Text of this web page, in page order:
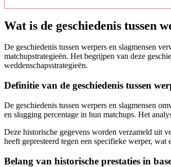
Wat is de geschiedenis tussen
De geschiedenis tussen werpers en slagmensen
matchupstrategieën. Het begrijpen van deze
weddenschapsstrategieën.
Definitie van de geschiedenis tussen
De geschiedenis tussen werpers en slagmensen
en slugging percentage in hun matchups. Het
Deze historische gegevens worden verzameld uit
heeft gepresteerd tegen een specifieke werper,
Belang van historische prestaties in